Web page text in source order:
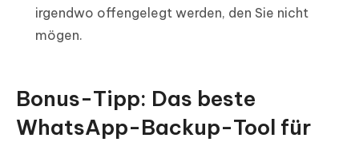
irgendwo offengelegt werden, den Sie nicht
mögen.
Bonus-Tipp: Das beste
WhatsApp-Backup-Tool für